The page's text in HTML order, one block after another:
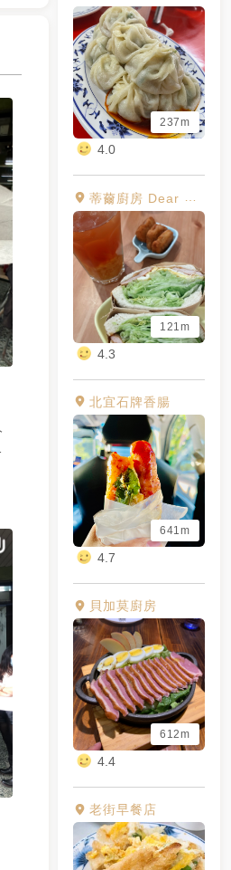
237m
4.0
蒂薾廚房 Dear Kitchen
121m
4.3
北宜石牌香腸
641m
4.7
貝加莫廚房
612m
4.4
老街早餐店